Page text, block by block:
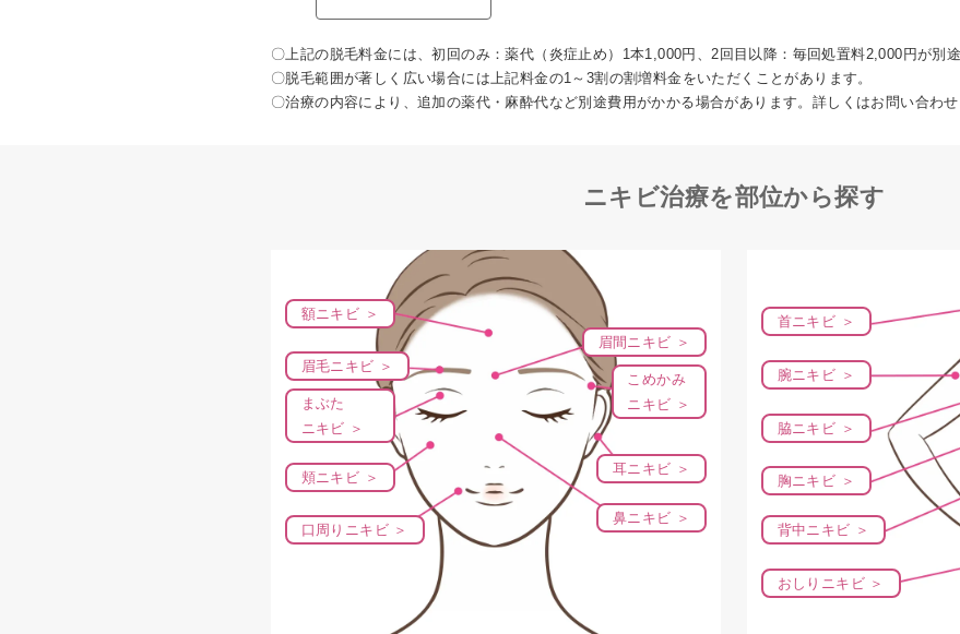
〇上記の脱毛料金には、初回のみ：薬代（炎症止め）1本1,000円、2回目以降：毎回処置料2,000円が別途
〇脱毛範囲が著しく広い場合には上記料金の1～3割の割増料金をいただくことがあります。
〇治療の内容により、追加の薬代・麻酔代など別途費用がかかる場合があります。詳しくはお問い合わせ
ニキビ治療を部位から探す
額ニキビ ＞
眉毛ニキビ ＞
まぶた
ニキビ ＞
口周りニキビ ＞
頬ニキビ ＞
眉間ニキビ ＞
こめかみ
ニキビ ＞
耳ニキビ ＞
鼻ニキビ ＞
首ニキビ ＞
腕ニキビ ＞
脇ニキビ ＞
胸ニキビ ＞
背中ニキビ ＞
おしりニキビ ＞